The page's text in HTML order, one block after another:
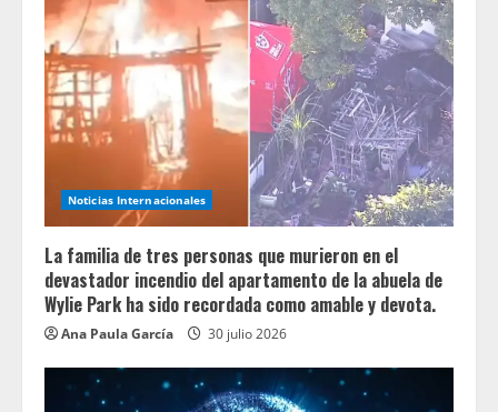
Noticias Internacionales
La familia de tres personas que murieron en el
devastador incendio del apartamento de la abuela de
Wylie Park ha sido recordada como amable y devota.
Ana Paula García 30 julio 2026